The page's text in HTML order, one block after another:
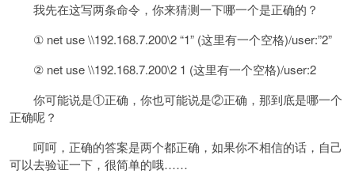
我先在这写两条命令，你来猜测一下哪一个是正确的？
① net use \\192.168.7.200\2 “1” (这里有一个空格)/user:”2”
② net use \\192.168.7.200\2 1 (这里有一个空格)/user:2
你可能说是①正确，你也可能说是②正确，那到底是哪一个
正确呢？
呵呵，正确的答案是两个都正确，如果你不相信的话，自己
可以去验证一下，很简单的哦……